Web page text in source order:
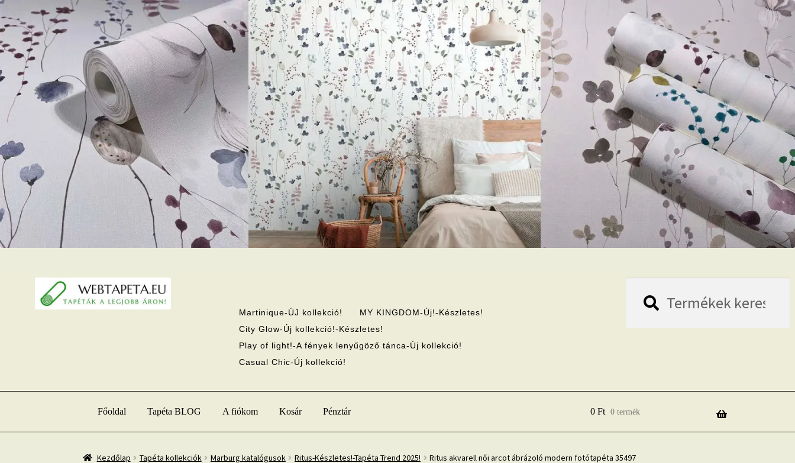
Ugrás
a
navigációhoz
Kilépés
a
tartalomba
Martinique-ÚJ kollekció!
MY KINGDOM-Új!-Készletes!
City Glow-Új kollekció!-Készletes!
Play of light!-A fények lenyűgöző tánca-Új kollekció!
Casual Chic-Új kollekció!
Keresés
következőre:
Főoldal Tapéta BLOG A fiókom Kosár Pénztár 0 Ft 0 termék
Kezdőlap Tapéta kollekciók Marburg katalógusok Ritus-Készletes!-Tapéta Trend 2025! Ritus akvarell női arcot ábrázoló modern fotótapéta 35497